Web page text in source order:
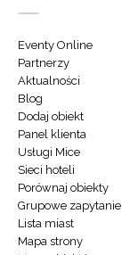
Eventy Online
Partnerzy
Aktualności
Blog
Dodaj obiekt
Panel klienta
Usługi Mice
Sieci hoteli
Porównaj obiekty
Grupowe zapytanie
Lista miast
Mapa strony